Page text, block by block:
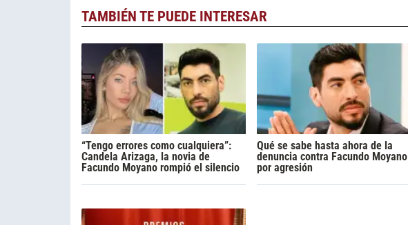
TAMBIÉN TE PUEDE INTERESAR
“Tengo errores como cualquiera”:
Candela Arizaga, la novia de
Facundo Moyano rompió el silencio
Qué se sabe hasta ahora de la
denuncia contra Facundo Moyano
por agresión